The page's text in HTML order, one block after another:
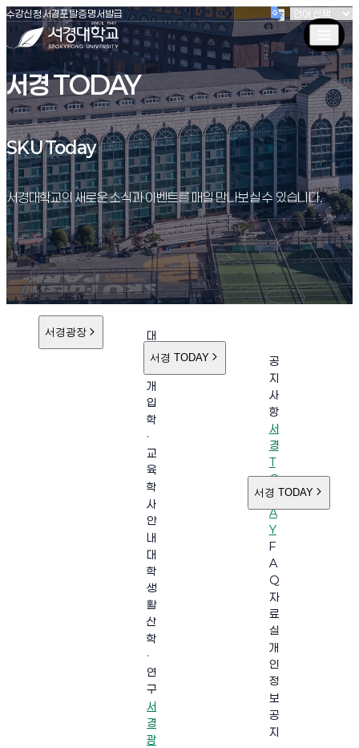
서경대학교
수강신청(새창 열림)
서경포탈(새창 열림)
증명서발급(새창 열림)
서경 TODAY
SKU Today
SKU Today
서경대학교의 새로운 소식과 이벤트를 매일 만나보실 수 있습니다.
서경광장
대
학
개
입
학
·
교
육
학
사
안
내
대
학
생
활
산
학
·
연
구
서
경
광
서경 TODAY
공
지
사
항
서
경
T
O
D
A
Y
F
A
Q
자
료
실
개
인
정
보
공
지
서경 TODAY